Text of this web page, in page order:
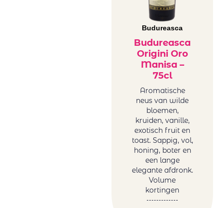
Budureasca
Budureasca
Origini Oro
Manisa –
75cl
Aromatische
neus van wilde
bloemen,
kruiden, vanille,
exotisch fruit en
toast. Sappig, vol,
honing, boter en
een lange
elegante afdronk.
Volume
kortingen